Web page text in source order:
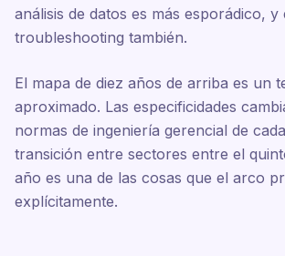
análisis de datos es más esporádico, y
troubleshooting también.
El mapa de diez años de arriba es un
aproximado. Las especificidades
normas de ingeniería gerencial de
transición entre sectores entre el
año es una de las cosas que el arco
explícitamente.